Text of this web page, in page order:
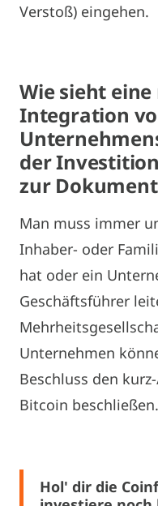
Verstoß) eingehen.
Wie sieht
Integration
der
zur
Man muss immer
Inhaber- oder
hat oder ein
Geschäftsführer
Unternehmen
Beschluss den
Bitcoin beschließen.
Hol' dir die